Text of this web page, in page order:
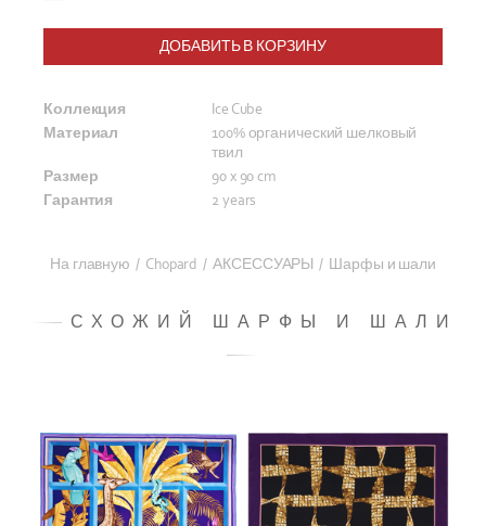
ДОБАВИТЬ В КОРЗИНУ
Коллекция
Ice Cube
Материал
100% органический шелковый
твил
Размер
90 x 90 cm
Гарантия
2 years
На главную / Chopard / АКСЕССУАРЫ / Шарфы и шали
СХОЖИЙ ШАРФЫ И ШАЛИ